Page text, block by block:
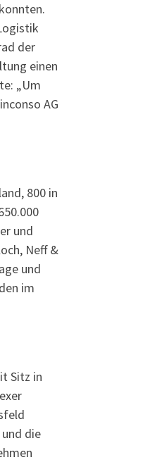
der
einen
„Um
AG
800 in
und
Neff &
und
im
Sitz in
die